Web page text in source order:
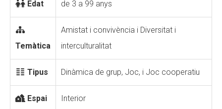
Edat de 3 a 99 anys
Temàtica
Amistat i convivència i Diversitat i
interculturalitat
Tipus Dinàmica de grup, Joc, i Joc cooperatiu
Espai Interior